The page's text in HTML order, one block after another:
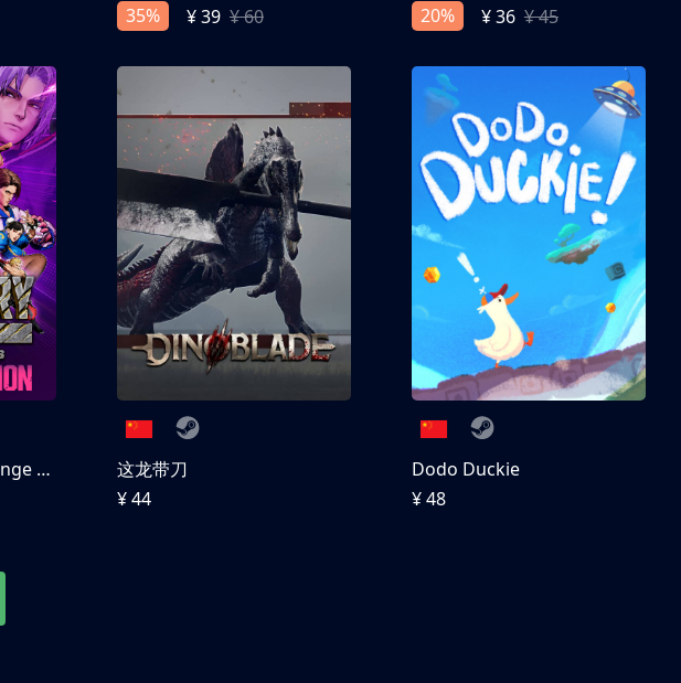
35%
¥ 39 ¥ 60
20%
¥ 36 ¥ 45
饿狼传说：群狼 - Revenge Edition
这龙带刀
¥ 44
Dodo Duckie
¥ 48